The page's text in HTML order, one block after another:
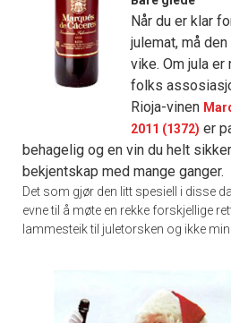
Når du er klar
julemat, må
vike. Om jula
folks
Rioja-vinen
2011 (1372) er
behagelig og en vin du helt
bekjentskap med mange ganger.
Det som gjør den litt spesiell i disse
evne til å møte en rekke forskjellige
lammesteik til juletorsken og ikke